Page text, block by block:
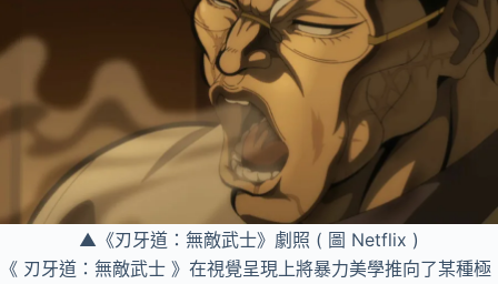
▲《刃牙道：無敵武士》劇照 ( 圖 Netflix )
《 刃牙道：無敵武士 》在視覺呈現上將暴力美學推向了某種極